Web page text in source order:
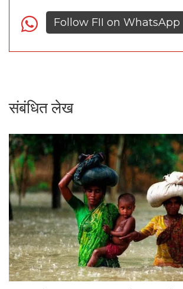
Follow FII on WhatsApp
संबंधित लेख